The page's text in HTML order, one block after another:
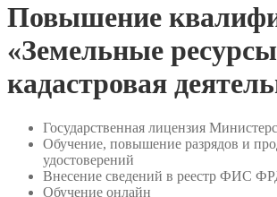
Повышение
«Земельные
кадастровая
Государственная лицензия
Обучение, повышение разрядов и
удостоверений
Внесение сведений в реестр ФИС
Обучение онлайн